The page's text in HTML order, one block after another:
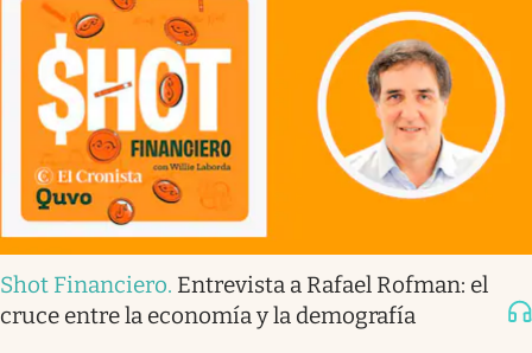
Shot Financiero. Entrevista a Rafael Rofman: el
cruce entre la economía y la demografía